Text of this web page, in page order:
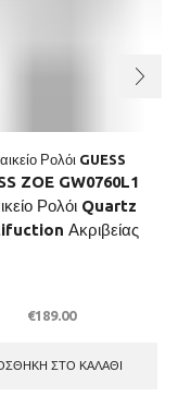
Ρολόι GUESS
ZOE GW0760L1
Ρολόι Quartz
Ακριβείας
€189.00
ΣΤΟ ΚΑΛΆΘΙ